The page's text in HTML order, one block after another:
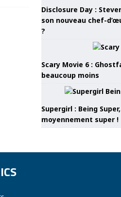
Disclosure Day :
son nouveau chef-
?
Scary Movie 6 :
beaucoup moins
Supergirl : Being
moyennement super !